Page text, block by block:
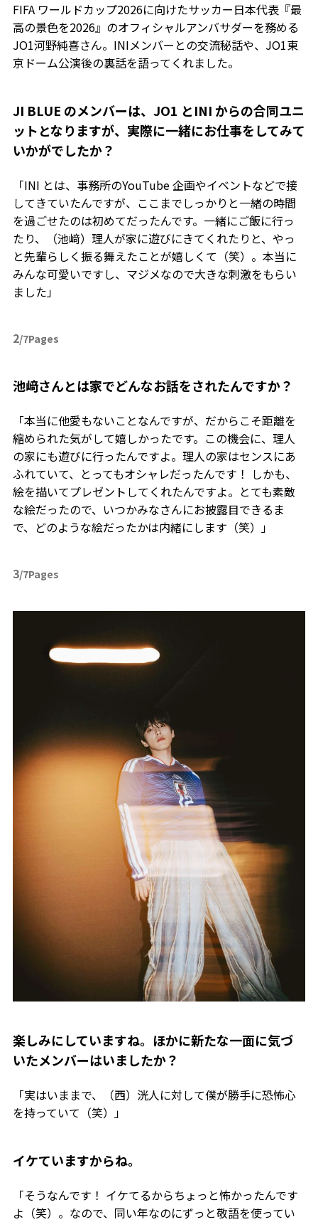
FIFA ワールドカップ2026に向けたサッカー日本代表『最
高の景色を2026』のオフィシャルアンバサダーを務める
JO1河野純喜さん。INIメンバーとの交流秘話や、JO1東
京ドーム公演後の裏話を語ってくれました。
――JI BLUE のメンバーは、JO1 とINI からの合同ユニ
ットとなりますが、実際に一緒にお仕事をしてみて
いかがでしたか？
「INI とは、事務所のYouTube 企画やイベントなどで接
してきていたんですが、ここまでしっかりと一緒の時間
を過ごせたのは初めてだったんです。一緒にご飯に行っ
たり、（池﨑）理人が家に遊びにきてくれたりと、やっ
と先輩らしく振る舞えたことが嬉しくて（笑）。本当に
みんな可愛いですし、マジメなので大きな刺激をもらい
ました」
2/7Pages
――池﨑さんとは家でどんなお話をされたんですか？
「本当に他愛もないことなんですが、だからこそ距離を
縮められた気がして嬉しかったです。この機会に、理人
の家にも遊びに行ったんですよ。理人の家はセンスにあ
ふれていて、とってもオシャレだったんです！ しかも、
絵を描いてプレゼントしてくれたんですよ。とても素敵
な絵だったので、いつかみなさんにお披露目できるま
で、どのような絵だったかは内緒にします（笑）」
3/7Pages
――楽しみにしていますね。ほかに新たな一面に気づ
いたメンバーはいましたか？
「実はいままで、（西）洸人に対して僕が勝手に恐怖心
を持っていて（笑）」
――イケていますからね。
「そうなんです！ イケてるからちょっと怖かったんです
よ（笑）。なので、同い年なのにずっと敬語を使ってい